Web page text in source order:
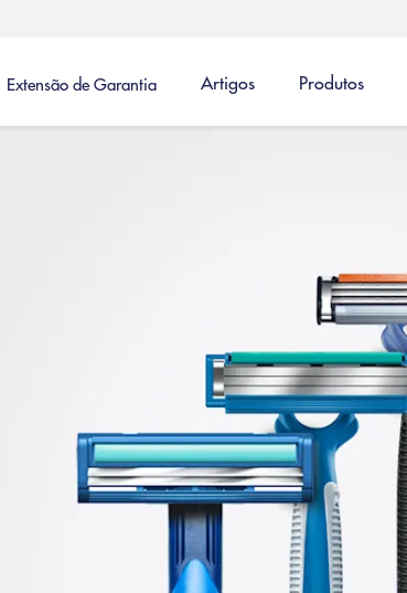
Extensão de Garantia Artigos Produtos